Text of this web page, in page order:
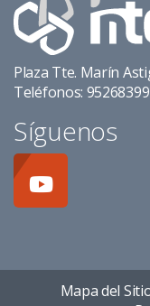
Plaza Tte. Marín
Teléfonos:
Síguenos
Mapa del